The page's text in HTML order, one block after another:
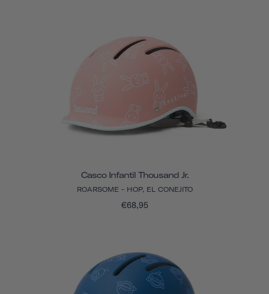
Casco Infantil Thousand Jr.
ROARSOME - HOP, EL CONEJITO
€68,95